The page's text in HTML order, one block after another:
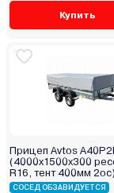
Купить
Прицеп Avtos
(4000х1500х300
R16, тент 400мм 2ос)
СОСЕД ОБЗАВИДУЕТСЯ